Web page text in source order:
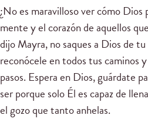
¿No es maravilloso ver cómo
mente y el corazón de aquellos
dijo Mayra, no saques a Dios de
reconócele en todos tus caminos
pasos. Espera en Dios, guárdate
ser porque solo Él es capaz de
el gozo que tanto anhelas.